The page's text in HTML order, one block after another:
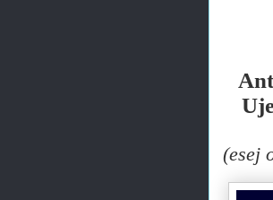
(esej